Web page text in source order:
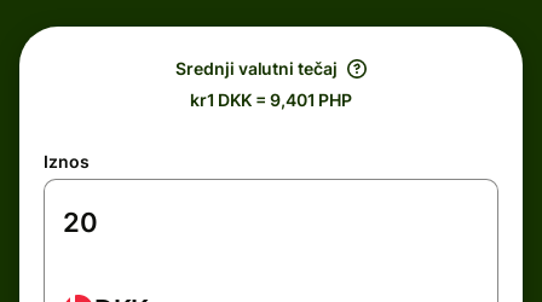
Srednji valutni tečaj
kr1 DKK = 9,401 PHP
Iznos